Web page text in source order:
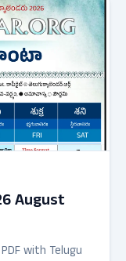
August
with Telugu